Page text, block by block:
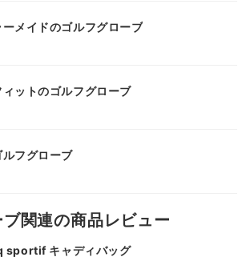
ーメイドのゴルフグローブ
ィットのゴルフグローブ
ルフグローブ
関連の商品レビュー
sportif キャディバッグ